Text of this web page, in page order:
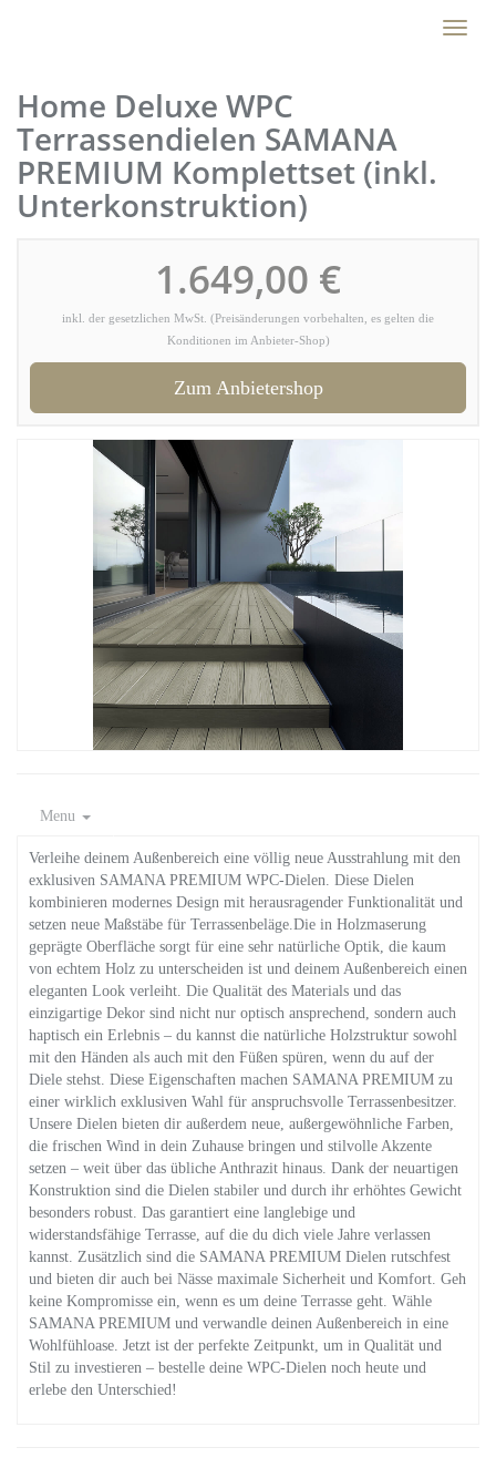
Toggle
Home Deluxe WPC
Terrassendielen SAMANA
PREMIUM Komplettset (inkl.
Unterkonstruktion)
1.649,00 €
inkl. der gesetzlichen MwSt. (Preisänderungen vorbehalten, es gelten die
Konditionen im Anbieter-Shop)
Zum Anbietershop
Menu
Verleihe deinem Außenbereich eine völlig neue Ausstrahlung mit den
exklusiven SAMANA PREMIUM WPC-Dielen. Diese Dielen
kombinieren modernes Design mit herausragender Funktionalität und
setzen neue Maßstäbe für Terrassenbeläge.Die in Holzmaserung
geprägte Oberfläche sorgt für eine sehr natürliche Optik, die kaum
von echtem Holz zu unterscheiden ist und deinem Außenbereich einen
eleganten Look verleiht. Die Qualität des Materials und das
einzigartige Dekor sind nicht nur optisch ansprechend, sondern auch
haptisch ein Erlebnis – du kannst die natürliche Holzstruktur sowohl
mit den Händen als auch mit den Füßen spüren, wenn du auf der
Diele stehst. Diese Eigenschaften machen SAMANA PREMIUM zu
einer wirklich exklusiven Wahl für anspruchsvolle Terrassenbesitzer.
Unsere Dielen bieten dir außerdem neue, außergewöhnliche Farben,
die frischen Wind in dein Zuhause bringen und stilvolle Akzente
setzen – weit über das übliche Anthrazit hinaus. Dank der neuartigen
Konstruktion sind die Dielen stabiler und durch ihr erhöhtes Gewicht
besonders robust. Das garantiert eine langlebige und
widerstandsfähige Terrasse, auf die du dich viele Jahre verlassen
kannst. Zusätzlich sind die SAMANA PREMIUM Dielen rutschfest
und bieten dir auch bei Nässe maximale Sicherheit und Komfort. Geh
keine Kompromisse ein, wenn es um deine Terrasse geht. Wähle
SAMANA PREMIUM und verwandle deinen Außenbereich in eine
Wohlfühloase. Jetzt ist der perfekte Zeitpunkt, um in Qualität und
Stil zu investieren – bestelle deine WPC-Dielen noch heute und
erlebe den Unterschied!